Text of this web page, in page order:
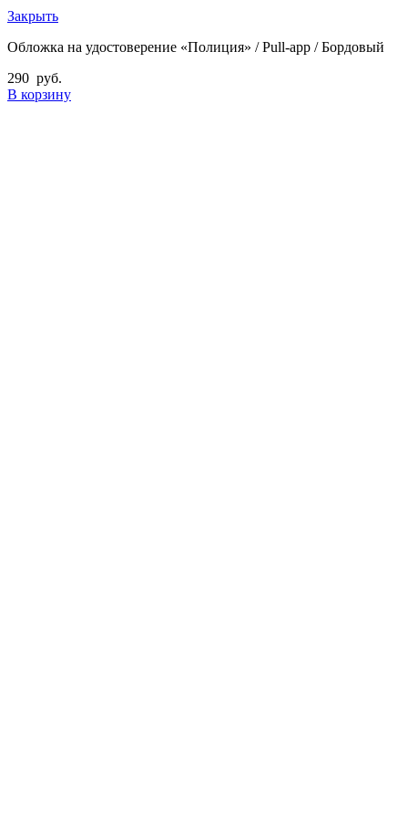
Закрыть
Обложка на удостоверение «Полиция» / Pull-app / Бордовый
290 руб.
В корзину